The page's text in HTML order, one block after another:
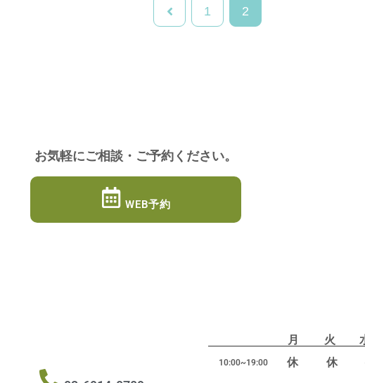
1 2
お気軽にご相談・ご予約ください。
WEB予約
月 火
10:00~19:00 休 休